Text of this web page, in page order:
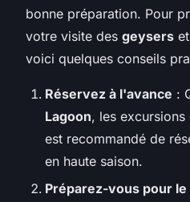
bonne préparation. Pour
votre visite des geysers et
voici quelques conseils
Réservez à l'avance :
Lagoon, les
est recommandé de
en haute saison.
Préparez-vous pour le